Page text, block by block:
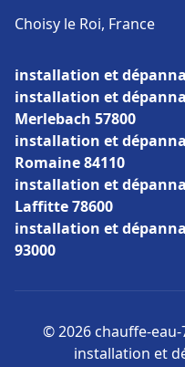
Choisy le Roi, France
installation et
installation et
Merlebach 57800
installation et
Romaine 84110
installation et
Laffitte 78600
installation et
93000
© 2026 chauffe-
installation et